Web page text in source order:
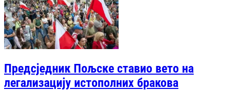
Предсједник Пољске ставио вето на
легализацију истополних бракова